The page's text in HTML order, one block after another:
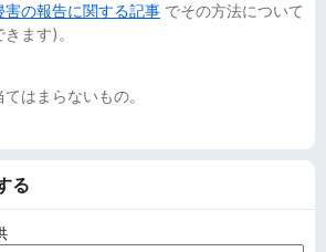
の報告に関する記事 でその方法について
ます)。
はまらないもの。
る